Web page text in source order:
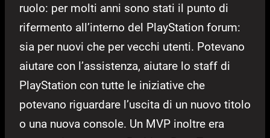
ruolo: per molti anni sono stati il punto di
rifermento all’interno del PlayStation forum:
sia per nuovi che per vecchi utenti. Potevano
aiutare con l’assistenza, aiutare lo staff di
PlayStation con tutte le iniziative che
potevano riguardare l’uscita di un nuovo titolo
o una nuova console. Un MVP inoltre era